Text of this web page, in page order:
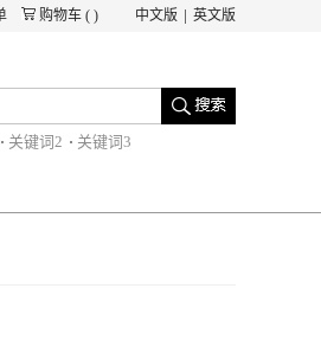
中文版 英文版
购物车 ( )
关键词2 关键词3